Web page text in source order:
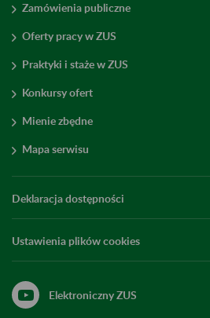
Zamówienia publiczne
Oferty pracy w ZUS
Praktyki i staże w ZUS
Konkursy ofert
Mienie zbędne
Mapa serwisu
Deklaracja dostępności
Ustawienia plików cookies
Elektroniczny ZUS